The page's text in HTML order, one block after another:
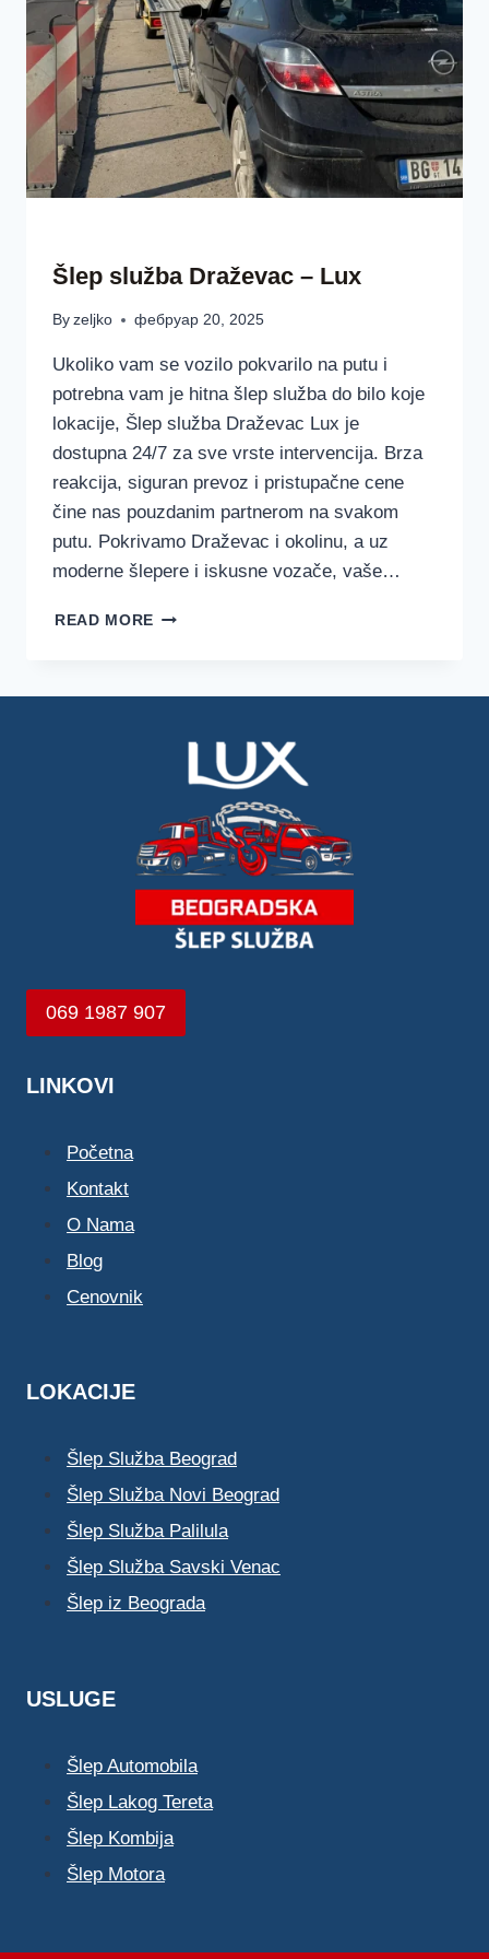
Šlep služba Draževac – Lux
By zeljko фебруар 20, 2025
Ukoliko vam se vozilo pokvarilo na putu i
potrebna vam je hitna šlep služba do bilo koje
lokacije, Šlep služba Draževac Lux je
dostupna 24/7 za sve vrste intervencija. Brza
reakcija, siguran prevoz i pristupačne cene
čine nas pouzdanim partnerom na svakom
putu. Pokrivamo Draževac i okolinu, a uz
moderne šlepere i iskusne vozače, vaše…
READ MORE ŠLEP
069 1987 907
LINKOVI
Početna
Kontakt
O Nama
Blog
Cenovnik
LOKACIJE
Šlep Služba Beograd
Šlep Služba Novi Beograd
Šlep Služba Palilula
Šlep Služba Savski Venac
Šlep iz Beograda
USLUGE
Šlep Automobila
Šlep Lakog Tereta
Šlep Kombija
Šlep Motora